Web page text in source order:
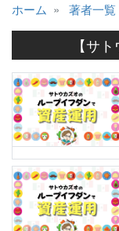
ホーム 著者一覧
【サト